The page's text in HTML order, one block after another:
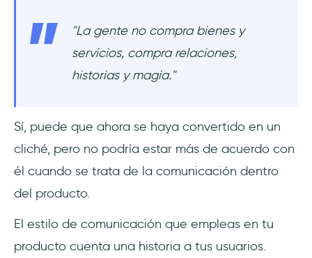
7- Modales para las notificaciones
Software de comunicación dentro del
Preguntas Frecuentes
comunicación abierta con los usuarios de tu
aplicación?
¿Cómo puedo comprometer a los usuarios
de la aplicación a diario?
"La gente no compra bienes y
servicios, compra relaciones,
historias y magia."
Sí, puede que ahora se haya convertido en un
cliché, pero no podría estar más de acuerdo con
él cuando se trata de la comunicación dentro
del producto.
El estilo de comunicación que empleas en tu
producto cuenta una historia a tus usuarios.